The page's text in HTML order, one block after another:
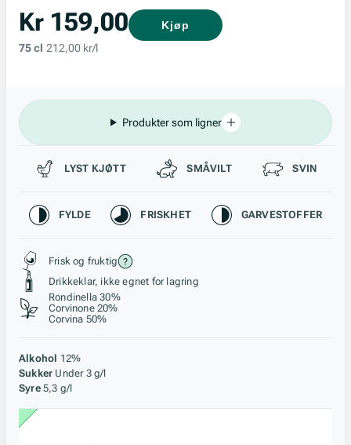
Kr 159,00
75 cl 212,00 kr/l
Kjøp
Produkter som ligner
Passer til
LYST KJØTT SMÅVILT SVIN
Karakteristikk
FYLDE FRISKHET GARVESTOFFER
Stil, lagring og råstoff
Frisk og fruktig
Drikkeklar, ikke egnet for lagring
Rondinella 30%
Corvinone 20%
Corvina 50%
Alkohol 12%
Sukker Under 3 g/l
Syre 5,3 g/l